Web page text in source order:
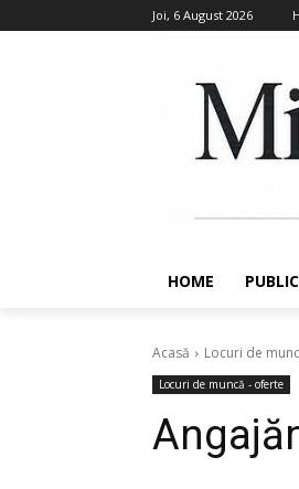
Joi, 6 August 2026
HOME
Acasă Locuri de
Locuri de muncă - oferte